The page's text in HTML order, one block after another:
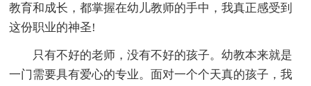
教育和成长，都掌握在幼儿教师的手中，我真正感受到
这份职业的神圣!
只有不好的老师，没有不好的孩子。幼教本来就是
一门需要具有爱心的专业。面对一个个天真的孩子，我